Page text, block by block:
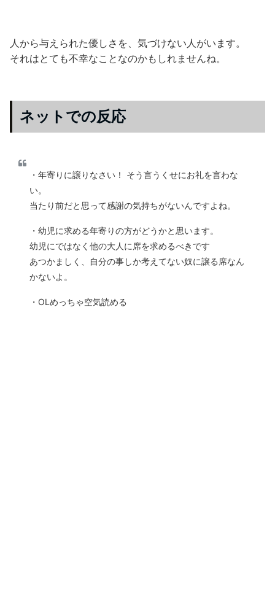
人から与えられた優しさを、気づけない人がいます。
それはとても不幸なことなのかもしれませんね。
ネットでの反応
・年寄りに譲りなさい！ そう言うくせにお礼を言わな
い。
当たり前だと思って感謝の気持ちがないんですよね。
・幼児に求める年寄りの方がどうかと思います。
幼児にではなく他の大人に席を求めるべきです
あつかましく、自分の事しか考えてない奴に譲る席なん
かないよ。
・OLめっちゃ空気読める